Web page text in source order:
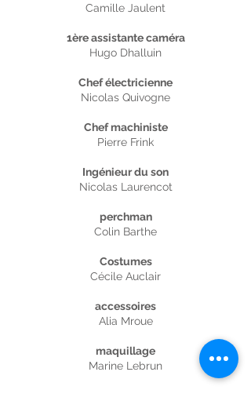
Camille Jaulent
1ère assistante caméra
Hugo Dhalluin
Chef électricienne
Nicolas Quivogne
Chef machiniste
Pierre Frink
Ingénieur du son
Nicolas Laurencot
perchman
Colin Barthe
Costumes
Cécile Auclair
accessoires
Alia Mroue
maquillage
Marine Lebrun